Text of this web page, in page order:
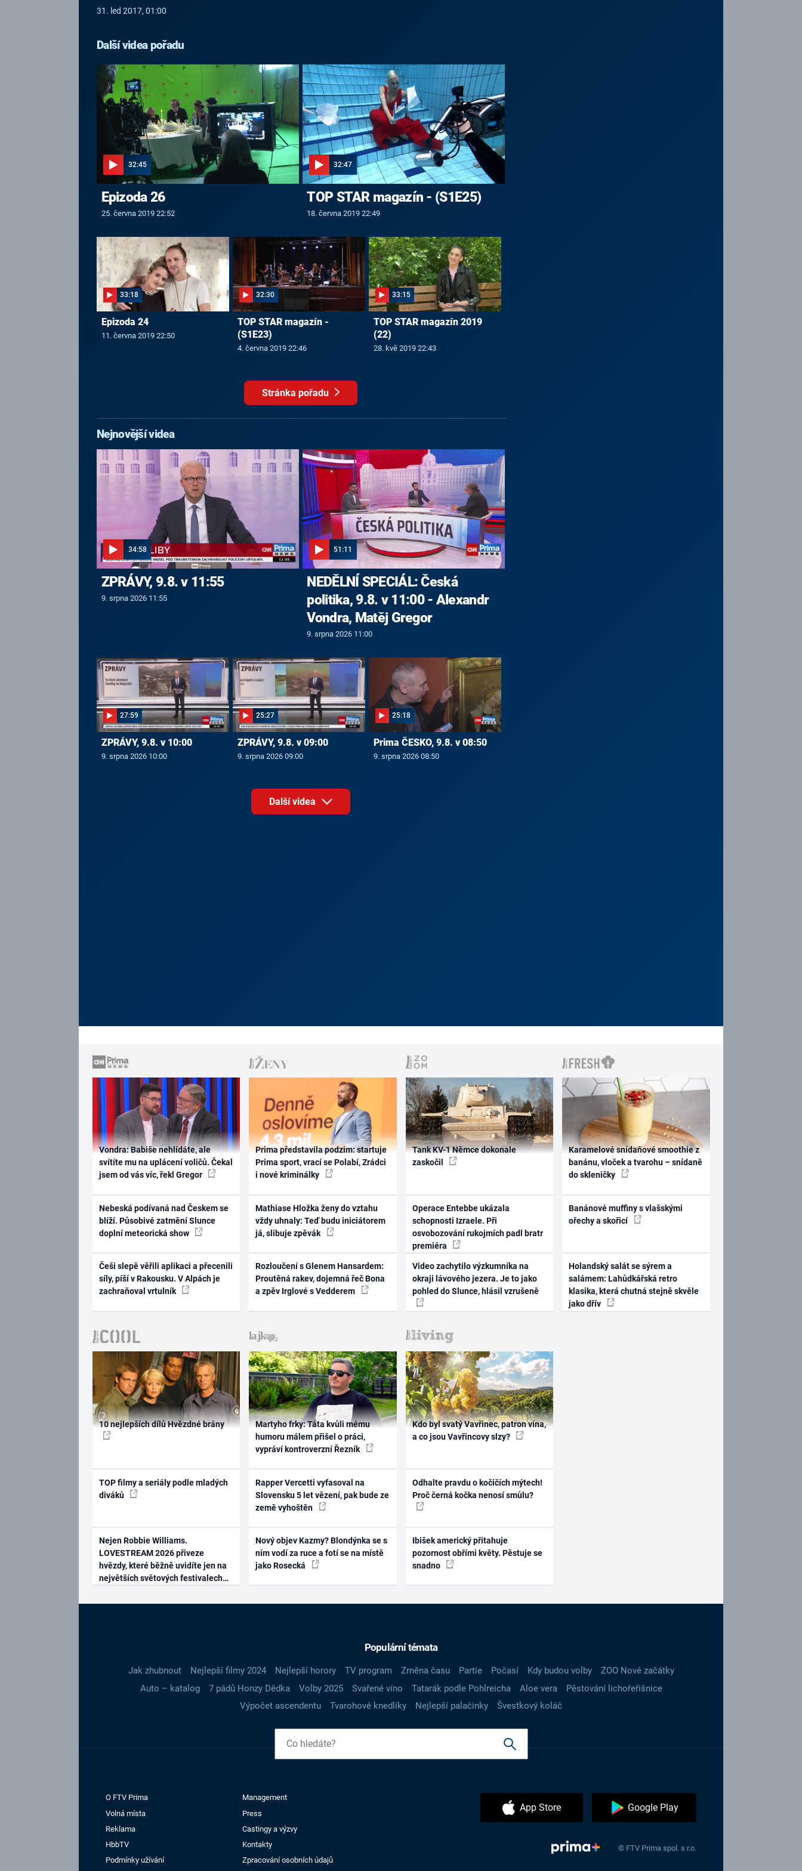
31. led 2017, 01:00
Další videa pořadu
32:45
Epizoda 26
25. června 2019 22:52
32:47
TOP STAR magazín - (S1E25)
18. června 2019 22:49
33:18
Epizoda 24
11. června 2019 22:50
32:30
TOP STAR magazín -
(S1E23)
4. června 2019 22:46
33:15
TOP STAR magazín 2019
(22)
28. kvě 2019 22:43
Stránka pořadu
Nejnovější videa
34:58
ZPRÁVY, 9.8. v 11:55
9. srpna 2026 11:55
51:11
NEDĚLNÍ SPECIÁL: Česká
politika, 9.8. v 11:00 - Alexandr
Vondra, Matěj Gregor
9. srpna 2026 11:00
27:59
ZPRÁVY, 9.8. v 10:00
9. srpna 2026 10:00
25:27
ZPRÁVY, 9.8. v 09:00
9. srpna 2026 09:00
25:18
Prima ČESKO, 9.8. v 08:50
9. srpna 2026 08:50
Další videa
Vondra: Babiše nehlídáte, ale
svítíte mu na uplácení voličů. Čekal
jsem od vás víc, řekl Gregor
Nebeská podívaná nad Českem se
blíží. Působivé zatmění Slunce
doplní meteorická show
Češi slepě věřili aplikaci a přecenili
síly, píší v Rakousku. V Alpách je
zachraňoval vrtulník
Prima představila podzim: startuje
Prima sport, vrací se Polabí, Zrádci
i nové kriminálky
Mathiase Hložka ženy do vztahu
vždy uhnaly: Teď budu iniciátorem
já, slibuje zpěvák
Rozloučení s Glenem Hansardem:
Proutěná rakev, dojemná řeč Bona
a zpěv Irglové s Vedderem
Tank KV-1 Němce dokonale
zaskočil
Operace Entebbe ukázala
schopnosti Izraele. Při
osvobozování rukojmích padl bratr
premiéra
Video zachytilo výzkumníka na
okraji lávového jezera. Je to jako
pohled do Slunce, hlásil vzrušeně
Karamelové snídaňové smoothie z
banánu, vloček a tvarohu – snídaně
do skleničky
Banánové muffiny s vlašskými
ořechy a skořicí
Holandský salát se sýrem a
salámem: Lahůdkářská retro
klasika, která chutná stejně skvěle
jako dřív
10 nejlepších dílů Hvězdné brány
TOP filmy a seriály podle mladých
diváků
Nejen Robbie Williams.
LOVESTREAM 2026 přiveze
hvězdy, které běžně uvidíte jen na
největších světových festivalech
Martyho frky: Táta kvůli mému
humoru málem přišel o práci,
vypráví kontroverzní Řezník
Rapper Vercetti vyfasoval na
Slovensku 5 let vězení, pak bude ze
země vyhoštěn
Nový objev Kazmy? Blondýnka se s
ním vodí za ruce a fotí se na místě
jako Rosecká
Kdo byl svatý Vavřinec, patron vína,
a co jsou Vavřincovy slzy?
Odhalte pravdu o kočičích mýtech!
Proč černá kočka nenosí smůlu?
Ibišek americký přitahuje
pozornost obřími květy. Pěstuje se
snadno
Populární témata
Jak zhubnout Nejlepší filmy 2024 Nejlepší horory TV program Změna času Partie Počasí Kdy budou volby
ZOO Nové začátky
Auto – katalog
7 pádů Honzy Dědka Volby 2025 Svařené víno Tatarák podle Pohlreicha Aloe vera
Pěstování lichořeřišnice
Výpočet ascendentu
Tvarohové knedlíky Nejlepší palačinky Švestkový koláč
O FTV Prima
Management
Volná místa
Press
Reklama
Castingy a výzvy
HbbTV
Kontakty
Podmínky užívání
Zpracování osobních údajů
App Store Google Play
© FTV Prima spol. s r.o.